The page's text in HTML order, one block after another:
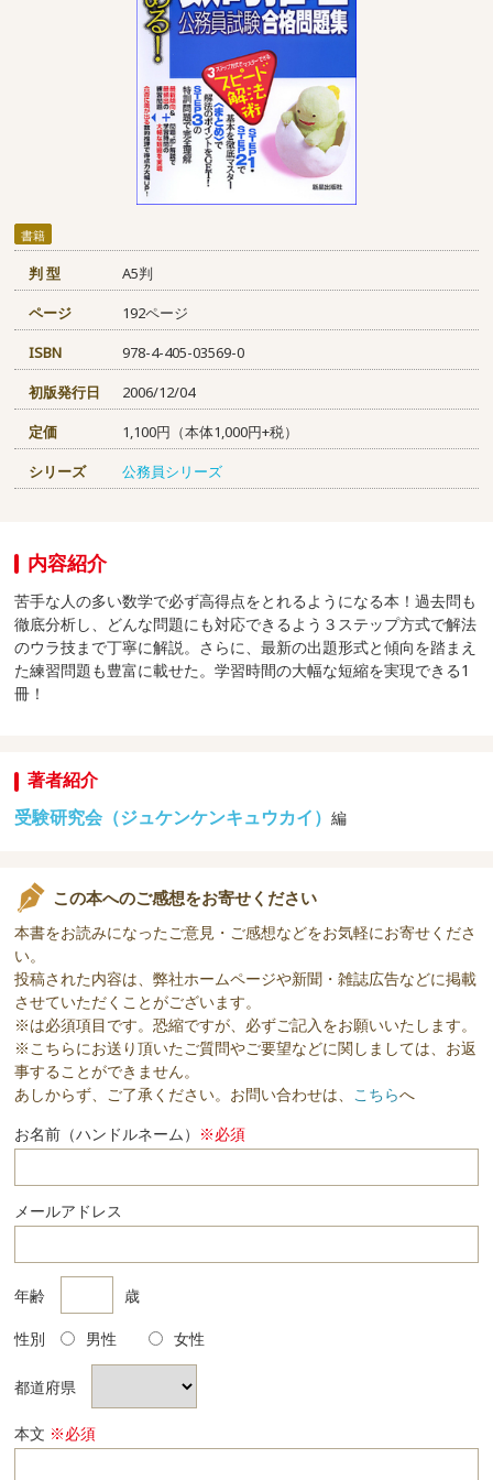
書籍
判 型
A5判
ページ
192ページ
ISBN
978-4-405-03569-0
初版発行日
2006/12/04
定価
1,100円（本体1,000円+税）
シリーズ
公務員シリーズ
内容紹介
苦手な人の多い数学で必ず高得点をとれるようになる本！過去問も
徹底分析し、どんな問題にも対応できるよう３ステップ方式で解法
のウラ技まで丁寧に解説。さらに、最新の出題形式と傾向を踏まえ
た練習問題も豊富に載せた。学習時間の大幅な短縮を実現できる1
冊！
著者紹介
受験研究会（ジュケンケンキュウカイ）編
この本へのご感想をお寄せください
本書をお読みになったご意見・ご感想などをお気軽にお寄せくださ
い。
投稿された内容は、弊社ホームページや新聞・雑誌広告などに掲載
させていただくことがございます。
※は必須項目です。恐縮ですが、必ずご記入をお願いいたします。
※こちらにお送り頂いたご質問やご要望などに関しましては、お返
事することができません。
あしからず、ご了承ください。お問い合わせは、 こちらへ
お名前（ハンドルネーム） ※必須
メールアドレス
年齢 歳
性別 男性 女性
都道府県
本文 ※必須